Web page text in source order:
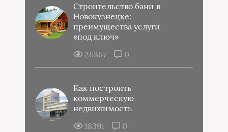
Строительство бани в
Новокузнецке:
преимущества услуги
«под ключ»
26367
0
Как построить
коммерческую
недвижимость
18391
0